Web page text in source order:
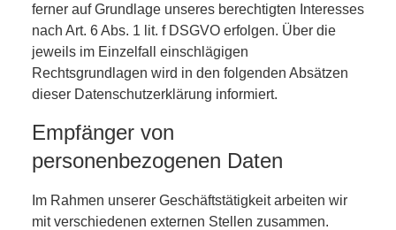
ferner auf Grundlage unseres berechtigten Interesses
nach Art. 6 Abs. 1 lit. f DSGVO erfolgen. Über die
jeweils im Einzelfall einschlägigen
Rechtsgrundlagen wird in den folgenden Absätzen
dieser Datenschutzerklärung informiert.
Empfänger von
personenbezogenen Daten
Im Rahmen unserer Geschäftstätigkeit arbeiten wir
mit verschiedenen externen Stellen zusammen.